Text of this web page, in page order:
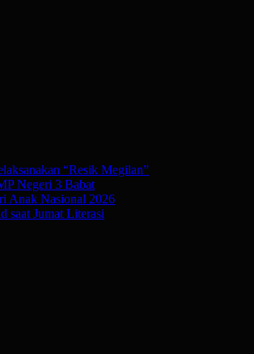
“Resik Megilan”
Negeri 3 Babat
Anak Nasional 2026
saat Jumat Literasi